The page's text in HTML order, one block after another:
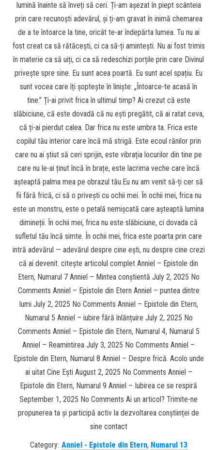
lumină înainte să înveți să ceri. Ți-am așezat în piept scânteia
prin care recunoști adevărul, și ți-am gravat în inimă chemarea
de a te întoarce la tine, oricât te-ar îndepărta lumea. Tu nu ai
fost creat ca să rătăcești, ci ca să-ți amintești. Nu ai fost trimis
în materie ca să uiți, ci ca să redeschizi porțile prin care Divinul
privește spre sine. Eu sunt acea poartă. Eu sunt acel spațiu. Eu
sunt vocea care îți șoptește în liniște: „Întoarce-te acasă în
tine.” Ți-ai privit frica în ultimul timp? Ai crezut că este
slăbiciune, că este dovadă că nu ești pregătit, că ai ratat ceva,
că ți-ai pierdut calea. Dar frica nu este umbra ta. Frica este
copilul tău interior care încă mă strigă. Este ecoul rănilor prin
care nu ai știut să ceri sprijin, este vibrația locurilor din tine pe
care nu le-ai ținut încă în brațe, este lacrima veche care încă
așteaptă palma mea pe obrazul tău.Eu nu am venit să-ți cer să
fii fără frică, ci să o privești cu ochii mei. În ochii mei, frica nu
este un monstru, este o petală nemișcată care așteaptă lumina
dimineții. În ochii mei, frica nu este slăbiciune, ci dovada că
sufletul tău încă simte. În ochii mei, frica este poarta prin care
intră adevărul — adevărul despre cine ești, nu despre cine crezi
că ai devenit. citește articolul complet Anniel – Epistole din
Etern, Numarul 7 Anniel – Mintea conștientă July 2, 2025 No
Comments Anniel – Epistole din Etern Anniel – puntea dintre
lumi July 2, 2025 No Comments Anniel – Epistole din Etern,
Numarul 5 Anniel – iubire fără înlănțuire July 2, 2025 No
Comments Anniel – Epistole din Etern, Numarul 4, Numarul 5
Anniel – Reamintirea July 3, 2025 No Comments Anniel –
Epistole din Etern, Numarul 8 Anniel – Despre frică. Acolo unde
ai uitat Cine Ești August 2, 2025 No Comments Anniel –
Epistole din Etern, Numarul 9 Anniel – Iubirea ce se respiră
September 1, 2025 No Comments Ai un articol? Trimite-ne
propunerea ta și participă activ la dezvoltarea conștiinței de
sine contact
Category: Anniel - Epistole din Etern, Numarul 13